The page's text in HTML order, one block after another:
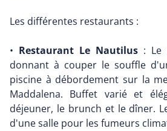
Les différentes restaurants :
• Restaurant Le Nautilus : Le
donnant à couper le souffle
piscine à débordement sur la
Maddalena. Buffet varié et
déjeuner, le brunch et le dîner.
d'une salle pour les fumeurs